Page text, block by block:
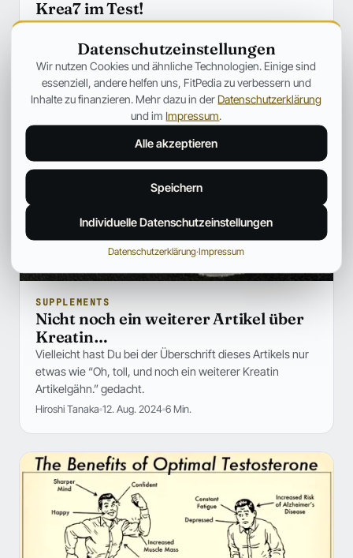
Krea7 im Test!
Kreatin gehört zweifelsohne zu den „Basics“ jedes
Supplementregals.
Hiroshi Tanaka 25. Okt. 2024 5 Min.
SUPPLEMENTS
Nicht noch ein weiterer Artikel über
Kreatin…
Vielleicht hast Du bei der Überschrift dieses Artikels nur
etwas wie “Oh, toll, und noch ein weiterer Kreatin
Artikelgähn.” gedacht.
Hiroshi Tanaka 12. Aug. 2024 6 Min.
Datenschutzeinstellungen
Wir nutzen Cookies und ähnliche Technologien. Einige sind
essenziell, andere helfen uns, FitPedia zu verbessern und
Inhalte zu finanzieren. Mehr dazu in der Datenschutzerklärung
und im Impressum
Alle akzeptieren
Speichern
Individuelle Datenschutzeinstellungen
Datenschutzerklärung·Impressum